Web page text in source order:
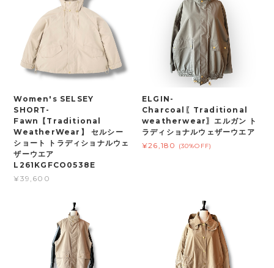
Women's SELSEY
SHORT-
Fawn【Traditional
WeatherWear】 セルシー
ショート トラディショナルウェ
ザーウエア
L261KGFCO0538E
¥39,600
ELGIN-
Charcoal〖Traditional
weatherwear〗エルガン ト
ラディショナルウェザーウエア
¥26,180
(30%OFF)